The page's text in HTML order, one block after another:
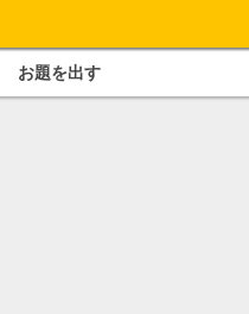
お題を出す